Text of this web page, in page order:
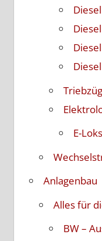
E-
Anlagenbau
Alles für
BW –